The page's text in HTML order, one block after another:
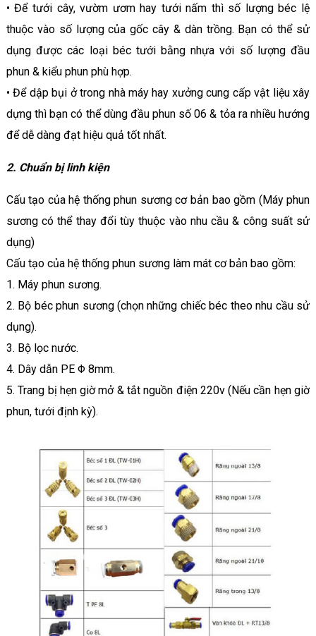
• Để tưới cây, vườm ươm hay tưới nấm thì số lượng béc lệ
thuộc vào số lượng của gốc cây & dàn trồng. Bạn có thể sử
dụng được các loại béc tưới bằng nhựa với số lượng đầu
phun & kiểu phun phù hợp.
• Để dập bụi ở trong nhà máy hay xưởng cung cấp vật liệu xây
dựng thì bạn có thể dùng đầu phun số 06 & tỏa ra nhiều hướng
để dễ dàng đạt hiệu quả tốt nhất.
2. Chuẩn bị linh kiện
Cấu tạo của hệ thống phun sương cơ bản bao gồm (Máy phun
sương có thể thay đổi tùy thuộc vào nhu cầu & công suất sử
dụng)
Cấu tạo của hệ thống phun sương làm mát cơ bản bao gồm:
1. Máy phun sương.
2. Bộ béc phun sương (chọn những chiếc béc theo nhu cầu sử
dụng).
3. Bộ lọc nước.
4. Dây dẫn PE Φ 8mm.
5. Trang bị hẹn giờ mở & tắt nguồn điện 220v (Nếu cần hẹn giờ
phun, tưới định kỳ).